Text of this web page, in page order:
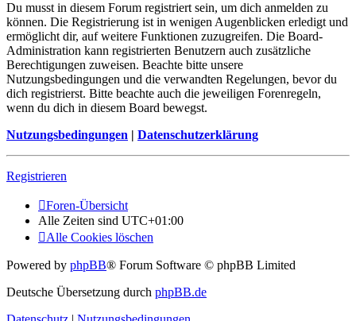
Du musst in diesem Forum registriert sein, um dich anmelden zu
können. Die Registrierung ist in wenigen Augenblicken erledigt und
ermöglicht dir, auf weitere Funktionen zuzugreifen. Die Board-
Administration kann registrierten Benutzern auch zusätzliche
Berechtigungen zuweisen. Beachte bitte unsere
Nutzungsbedingungen und die verwandten Regelungen, bevor du
dich registrierst. Bitte beachte auch die jeweiligen Forenregeln,
wenn du dich in diesem Board bewegst.
Nutzungsbedingungen | Datenschutzerklärung
Registrieren
Foren-Übersicht
Alle Zeiten sind UTC+01:00
Alle Cookies löschen
Powered by phpBB® Forum Software © phpBB Limited
Deutsche Übersetzung durch phpBB.de